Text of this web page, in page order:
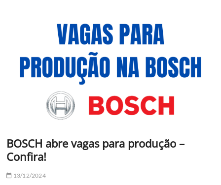
BOSCH abre vagas para produção –
Confira!
13/12/2024